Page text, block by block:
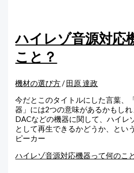
ハイレゾ音源対応
こと？
機材の選び方/田原 達政
今だとこのタイトルにした言葉、
器」には2つの意味があるかもし
DACなどの機器に関して、ハイレ
として再生できるかどうか、とい
ピーカー
ハイレゾ音源対応機器って何のこ